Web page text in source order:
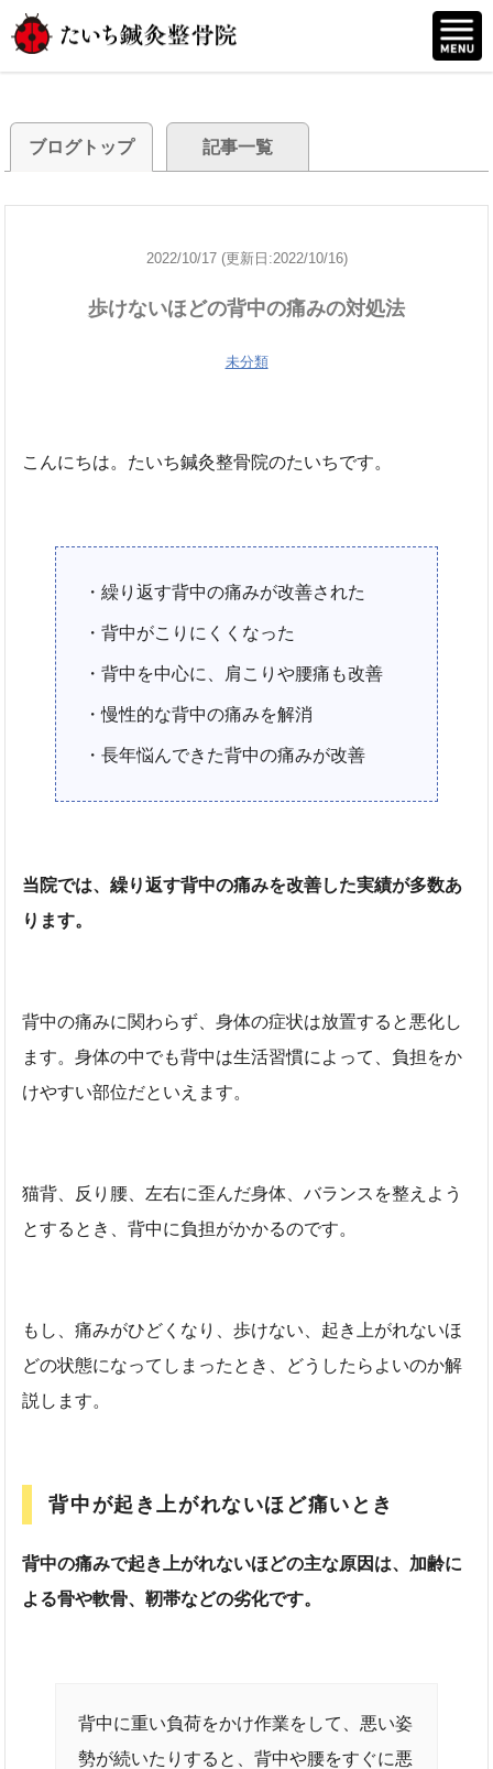
ブログトップ 記事一覧
2022/10/17 (更新日:2022/10/16)
歩けないほどの背中の痛みの対処法
未分類
こんにちは。たいち鍼灸整骨院のたいちです。
・繰り返す背中の痛みが改善された
・背中がこりにくくなった
・背中を中心に、肩こりや腰痛も改善
・慢性的な背中の痛みを解消
・長年悩んできた背中の痛みが改善
当院では、繰り返す背中の痛みを改善した実績が多数あ
ります。
背中の痛みに関わらず、身体の症状は放置すると悪化し
ます。身体の中でも背中は生活習慣によって、負担をか
けやすい部位だといえます。
猫背、反り腰、左右に歪んだ身体、バランスを整えよう
とするとき、背中に負担がかかるのです。
もし、痛みがひどくなり、歩けない、起き上がれないほ
どの状態になってしまったとき、どうしたらよいのか解
説します。
背中が起き上がれないほど痛いとき
背中の痛みで起き上がれないほどの主な原因は、加齢に
よる骨や軟骨、靭帯などの劣化です。
背中に重い負荷をかけ作業をして、悪い姿
勢が続いたりすると、背中や腰をすぐに悪